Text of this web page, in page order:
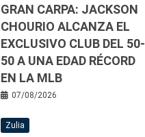
GRAN CARPA: JACKSON
CHOURIO ALCANZA EL
EXCLUSIVO CLUB DEL 50-
50 A UNA EDAD RÉCORD
EN LA MLB
07/08/2026
Zulia